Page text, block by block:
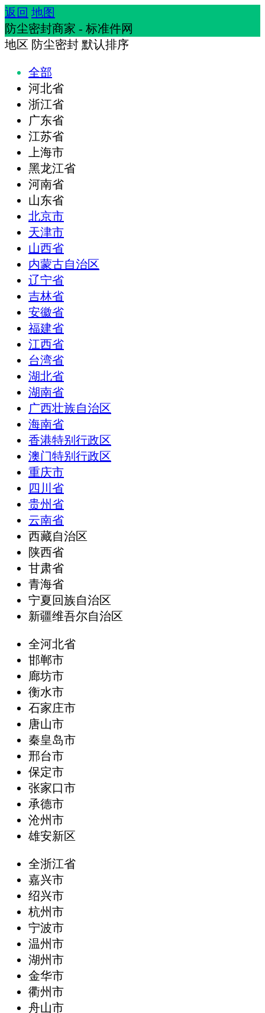
返回 地图
防尘密封商家 - 标准件网
地区 防尘密封 默认排序
全部
河北省
浙江省
广东省
江苏省
上海市
黑龙江省
河南省
山东省
北京市
天津市
山西省
内蒙古自治区
辽宁省
吉林省
安徽省
福建省
江西省
台湾省
湖北省
湖南省
广西壮族自治区
海南省
香港特别行政区
澳门特别行政区
重庆市
四川省
贵州省
云南省
西藏自治区
陕西省
甘肃省
青海省
宁夏回族自治区
新疆维吾尔自治区
全河北省
邯郸市
廊坊市
衡水市
石家庄市
唐山市
秦皇岛市
邢台市
保定市
张家口市
承德市
沧州市
雄安新区
全浙江省
嘉兴市
绍兴市
杭州市
宁波市
温州市
湖州市
金华市
衢州市
舟山市